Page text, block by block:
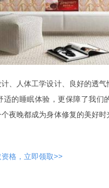
、人体工学设计、良好的透
的睡眠体验，更保障了我们
夜晚都成为身体修复的美好
格，立即领取>>